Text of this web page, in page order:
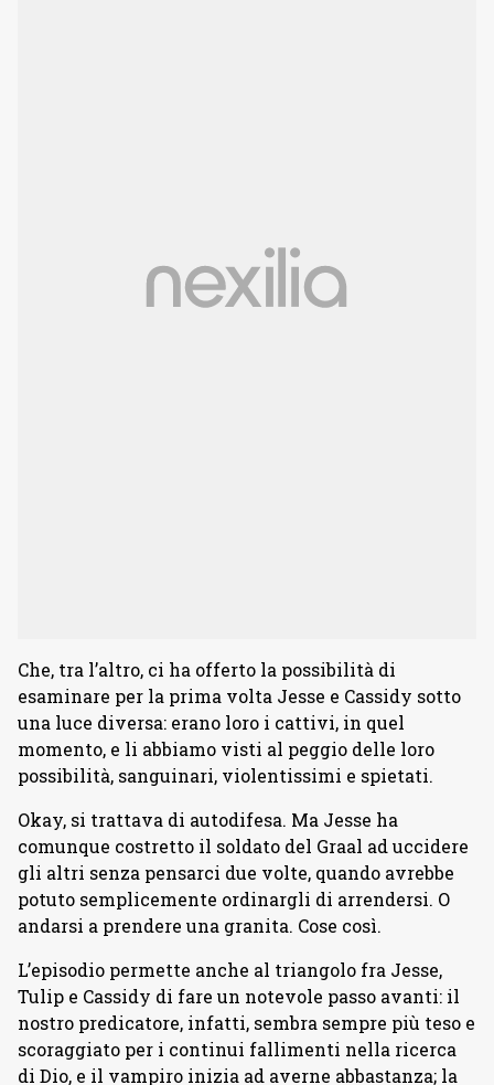
Che, tra l’altro, ci ha offerto la possibilità di
esaminare per la prima volta Jesse e Cassidy sotto
una luce diversa: erano loro i cattivi, in quel
momento, e li abbiamo visti al peggio delle loro
possibilità, sanguinari, violentissimi e spietati.
Okay, si trattava di autodifesa. Ma Jesse ha
comunque costretto il soldato del Graal ad uccidere
gli altri senza pensarci due volte, quando avrebbe
potuto semplicemente ordinargli di arrendersi. O
andarsi a prendere una granita. Cose così.
L’episodio permette anche al triangolo fra Jesse,
Tulip e Cassidy di fare un notevole passo avanti: il
nostro predicatore, infatti, sembra sempre più teso e
scoraggiato per i continui fallimenti nella ricerca
di Dio, e il vampiro inizia ad averne abbastanza; la